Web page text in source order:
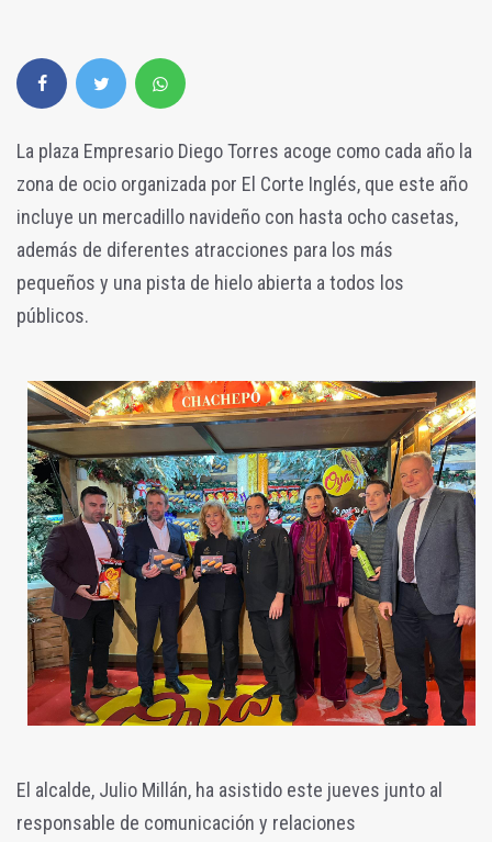
La plaza Empresario Diego Torres acoge como cada año la
zona de ocio organizada por El Corte Inglés, que este año
incluye un mercadillo navideño con hasta ocho casetas,
además de diferentes atracciones para los más
pequeños y una pista de hielo abierta a todos los
públicos.
El alcalde, Julio Millán, ha asistido este jueves junto al
responsable de comunicación y relaciones